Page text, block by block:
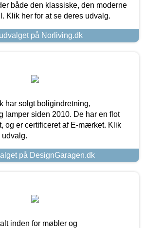
både den klassiske, den moderne
Klik her for at se deres udvalg.
på Norliving.dk
har solgt boligindretning,
lamper siden 2010. De har en flot
og er certificeret af E-mærket. Klik
udvalg.
på DesignGaragen.dk
inden for møbler og